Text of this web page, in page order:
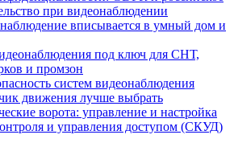
при видеонаблюдении
вписывается в умный дом и
под ключ для СНТ,
и промзон
систем видеонаблюдения
движения лучше выбрать
ворота: управление и настройка
и управления доступом (СКУД)